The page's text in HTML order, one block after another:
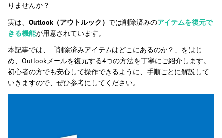
りませんか？
実は、 Outlook（アウトルック） では削除済みのアイテムを復元で
きる機能が用意されています。
本記事では、「削除済みアイテムはどこにあるのか？」をはじ
め、Outlookメールを復元する4つの方法を丁寧にご紹介します。
初心者の方でも安心して操作できるように、手順ごとに解説して
いきますので、ぜひ参考にしてください。